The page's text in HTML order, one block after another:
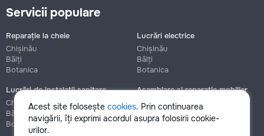
Acest site folosește cookies. Prin continuarea
navigării, îți exprimi acordul asupra folosirii cookie-
urilor.
Servicii populare
Reparație la cheie
Chișinău
Bălți
Botanica
Lucrări electrice
Chișinău
Bălți
Botanica
Lucrări de instalații sanitare
Chișinău
Bălți
Botanica
Asamblare și reparație mobilier
Chișinău
Botanica